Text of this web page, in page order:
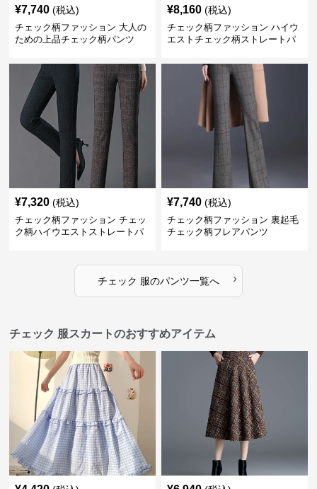
¥7,740 (税込)
チェック柄ファッション 大人の
ための上品チェック柄パンツ
¥8,160 (税込)
チェック柄ファッション ハイウ
エストチェック柄ストレートパ
¥7,320 (税込)
チェック柄ファッション チェッ
ク柄ハイウエストストレートパ
¥7,740 (税込)
チェック柄ファッション 裏起毛
チェック柄フレアパンツ
チェック 服のパンツ一覧へ ›
チェック 服スカートのおすすめアイテム